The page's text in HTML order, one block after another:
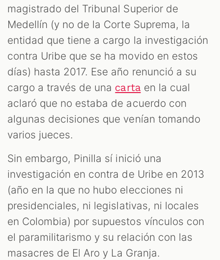
magistrado del Tribunal Superior de
Medellín (y no de la Corte Suprema, la
entidad que tiene a cargo la investigación
contra Uribe que se ha movido en estos
días) hasta 2017. Ese año renunció a su
cargo a través de una cartaen la cual
aclaró que no estaba de acuerdo con
algunas decisiones que venían tomando
varios jueces.
Sin embargo, Pinilla sí inició una
investigación en contra de Uribe en 2013
(año en la que no hubo elecciones ni
presidenciales, ni legislativas, ni locales
en Colombia) por supuestos vínculos con
el paramilitarismo y su relación con las
masacres de El Aro y La Granja.